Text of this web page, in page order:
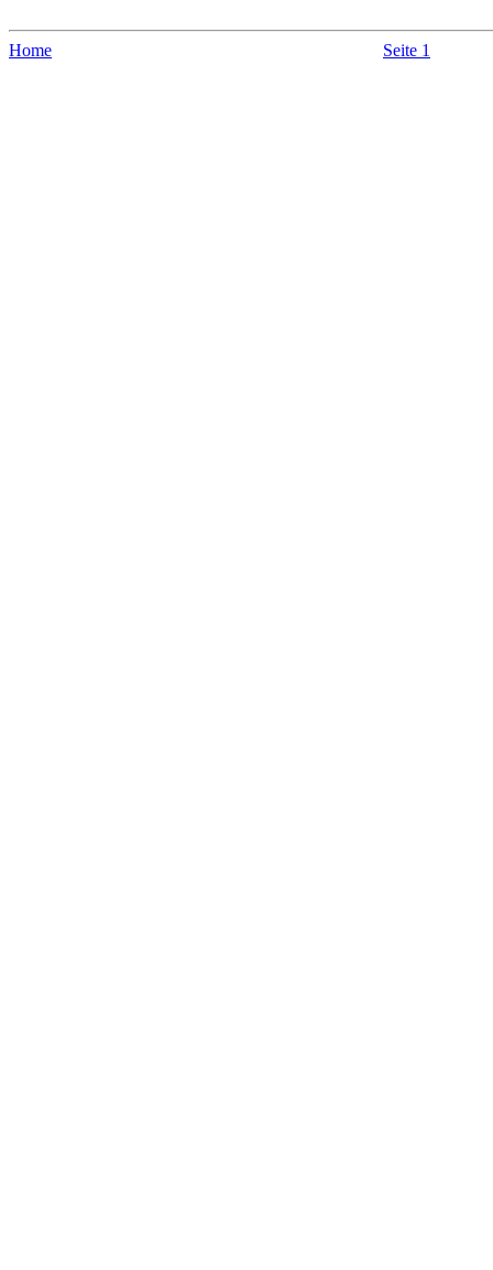
Home Seite 1